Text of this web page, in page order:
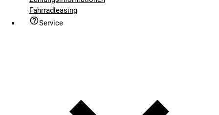
Fahrradleasing
Service